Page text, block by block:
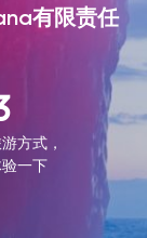
有限责任
方式，
一下